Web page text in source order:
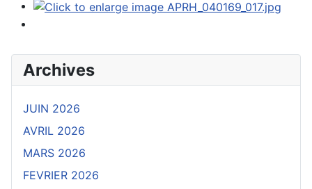
Archives
JUIN 2026
AVRIL 2026
MARS 2026
FEVRIER 2026